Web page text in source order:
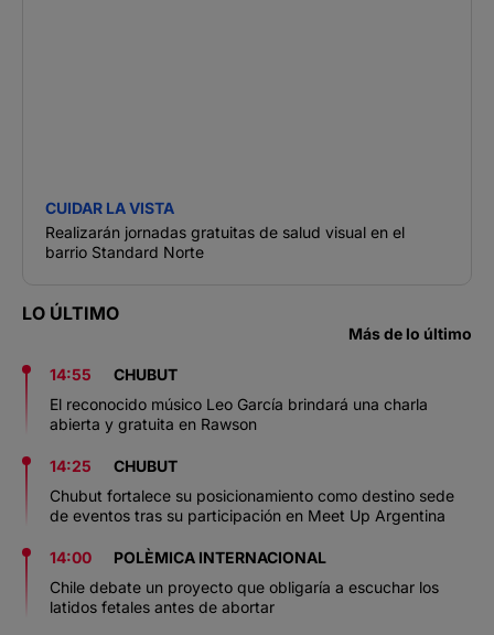
CUIDAR LA VISTA
Realizarán jornadas gratuitas de salud visual en el
barrio Standard Norte
LO ÚLTIMO
Más de lo último
14:55
CHUBUT
El reconocido músico Leo García brindará una charla
abierta y gratuita en Rawson
14:25
CHUBUT
Chubut fortalece su posicionamiento como destino sede
de eventos tras su participación en Meet Up Argentina
14:00
POLÈMICA INTERNACIONAL
Chile debate un proyecto que obligaría a escuchar los
latidos fetales antes de abortar